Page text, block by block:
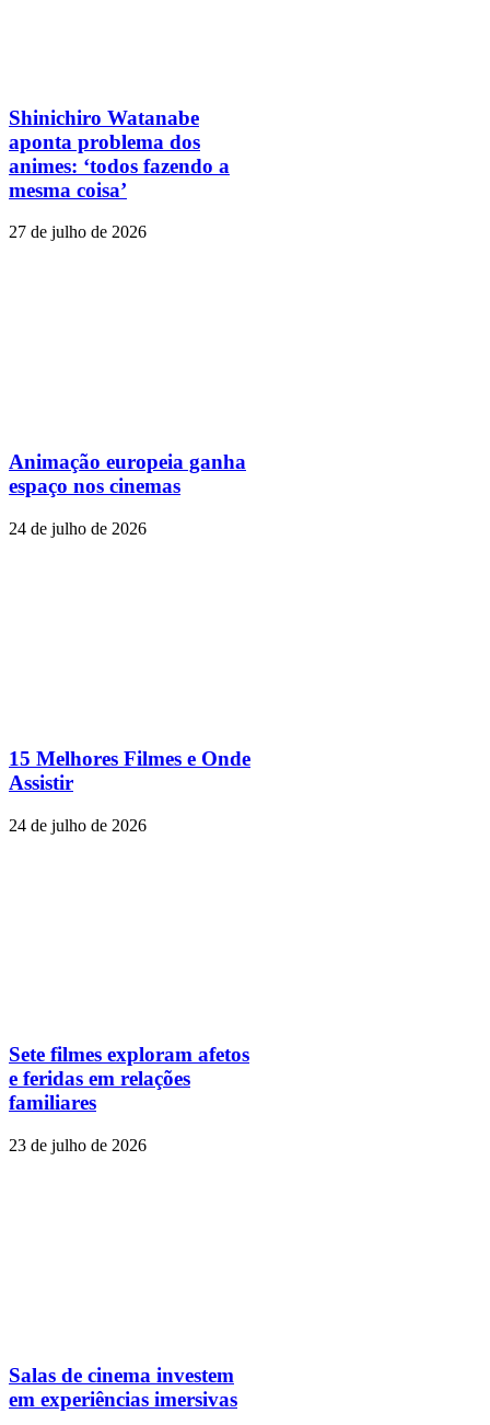
Shinichiro Watanabe
aponta problema dos
animes: ‘todos fazendo a
mesma coisa’
27 de julho de 2026
Animação europeia ganha
espaço nos cinemas
24 de julho de 2026
15 Melhores Filmes e Onde
Assistir
24 de julho de 2026
Sete filmes exploram afetos
e feridas em relações
familiares
23 de julho de 2026
Salas de cinema investem
em experiências imersivas